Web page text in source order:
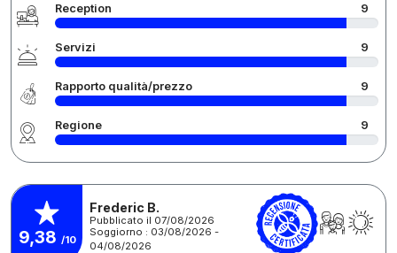
Reception 9
Servizi 9
Rapporto qualità/prezzo 9
Regione 9
9,38 /10
Frederic B.
Pubblicato il 07/08/2026
Soggiorno : 03/08/2026 -
04/08/2026